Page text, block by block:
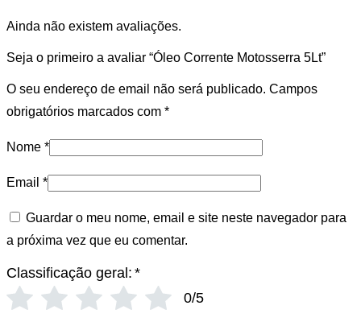
Ainda não existem avaliações.
Seja o primeiro a avaliar “Óleo Corrente Motosserra 5Lt”
O seu endereço de email não será publicado. Campos
obrigatórios marcados com *
Nome *
Email *
Guardar o meu nome, email e site neste navegador para
a próxima vez que eu comentar.
Classificação geral: *
0/5